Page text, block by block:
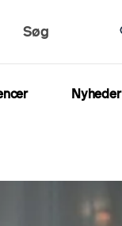
Søg
Nyheder